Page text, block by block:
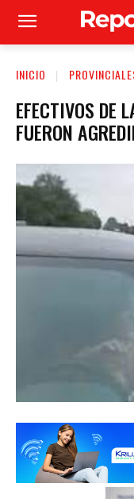
INICIO
EFECTIVOS DE
FUERON